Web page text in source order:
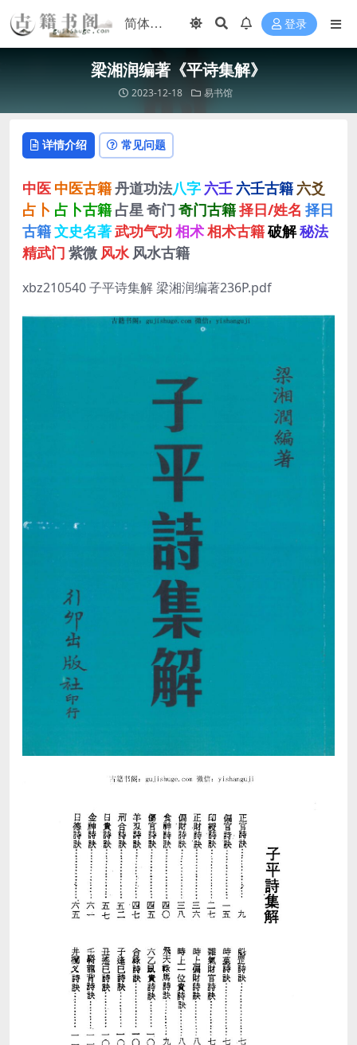
登录
梁湘润编著《平诗集解》
2023-12-18 易书馆
详情介绍 常见问题
中医 中医古籍丹道功法八字 六壬 六壬古籍 六爻
占卜 占卜古籍 占星 奇门 奇门古籍择日/姓名 择日
古籍文史名著武功气功 相术相术古籍破解秘法
精武门 紫微 风水 风水古籍
xbz210540 子平诗集解 梁湘润编著236P.pdf